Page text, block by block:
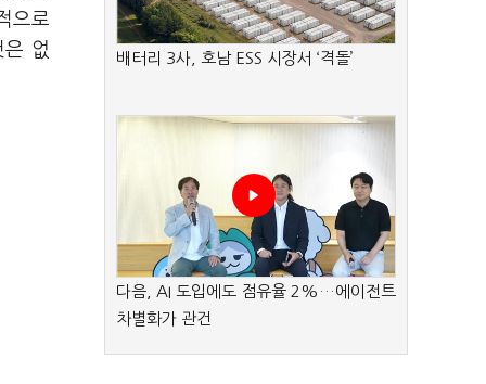
으로
은 없
배터리 3사, 호남 ESS 시장서 ‘격돌’
다음, AI 도입에도 점유율 2%…에이전트
차별화가 관건